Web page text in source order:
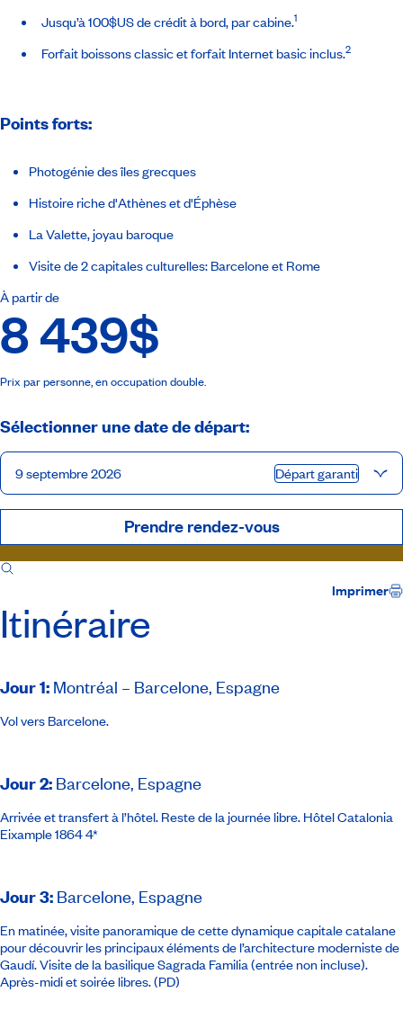
Jusqu’à 100$US de crédit à bord, par cabine.1
Forfait boissons classic et forfait Internet basic inclus.2
Points forts:
Photogénie des îles grecques
Histoire riche d'Athènes et d'Éphèse
La Valette, joyau baroque
Visite de 2 capitales culturelles: Barcelone et Rome
À partir de
8 439$
Prix par personne, en occupation double.
Sélectionner une date de départ:
9 septembre 2026 Départ garanti
Prendre rendez-vous
Itinéraire
Imprimer
Itinéraire
Jour 1: Montréal – Barcelone, Espagne
Vol vers Barcelone.
Jour 2: Barcelone, Espagne
Arrivée et transfert à l’hôtel. Reste de la journée libre. Hôtel Catalonia
Eixample 1864 4*
Jour 3: Barcelone, Espagne
En matinée, visite panoramique de cette dynamique capitale catalane
pour découvrir les principaux éléments de l’architecture moderniste de
Gaudí. Visite de la basilique Sagrada Familia (entrée non incluse).
Après-midi et soirée libres. (PD)